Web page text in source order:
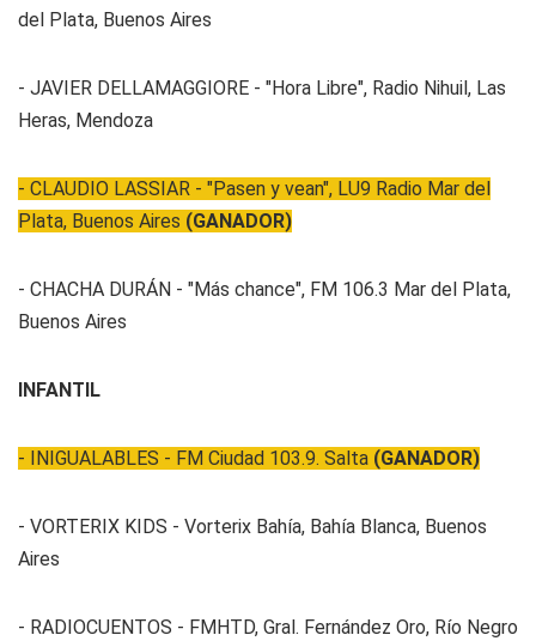
del Plata, Buenos Aires
- JAVIER DELLAMAGGIORE - "Hora Libre", Radio Nihuil, Las
Heras, Mendoza
- CLAUDIO LASSIAR - "Pasen y vean", LU9 Radio Mar del
Plata, Buenos Aires (GANADOR)
- CHACHA DURÁN - "Más chance", FM 106.3 Mar del Plata,
Buenos Aires
INFANTIL
- INIGUALABLES - FM Ciudad 103.9. Salta (GANADOR)
- VORTERIX KIDS - Vorterix Bahía, Bahía Blanca, Buenos
Aires
- RADIOCUENTOS - FMHTD, Gral. Fernández Oro, Río Negro